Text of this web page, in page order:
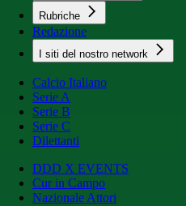
Rubriche
Redazione
I siti del nostro network
Calcio Italiano
Serie A
Serie B
Serie C
Dilettanti
DDD X EVENTS
Cur in Campo
Nazionale Attori